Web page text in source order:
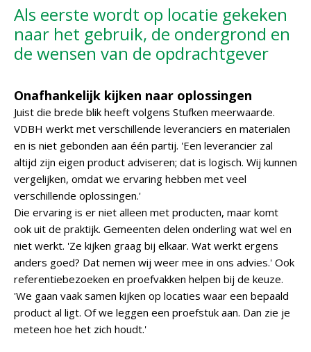
Als eerste wordt op locatie gekeken
naar het gebruik, de ondergrond en
de wensen van de opdrachtgever
Onafhankelijk kijken naar oplossingen
Juist die brede blik heeft volgens Stufken meerwaarde.
VDBH werkt met verschillende leveranciers en materialen
en is niet gebonden aan één partij. 'Een leverancier zal
altijd zijn eigen product adviseren; dat is logisch. Wij kunnen
vergelijken, omdat we ervaring hebben met veel
verschillende oplossingen.'
Die ervaring is er niet alleen met producten, maar komt
ook uit de praktijk. Gemeenten delen onderling wat wel en
niet werkt. 'Ze kijken graag bij elkaar. Wat werkt ergens
anders goed? Dat nemen wij weer mee in ons advies.' Ook
referentiebezoeken en proefvakken helpen bij de keuze.
'We gaan vaak samen kijken op locaties waar een bepaald
product al ligt. Of we leggen een proefstuk aan. Dan zie je
meteen hoe het zich houdt.'